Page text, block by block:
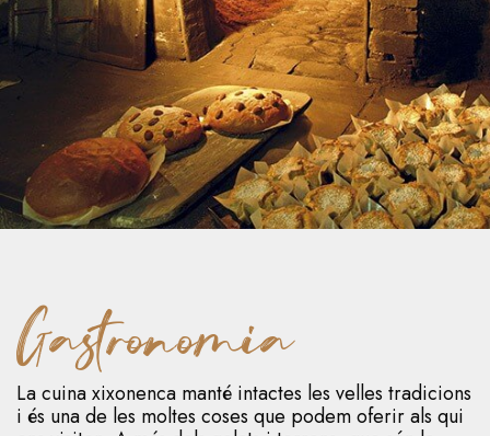
Gastronomia
La cuina xixonenca manté intactes les velles tradicions
i és una de les moltes coses que podem oferir als qui